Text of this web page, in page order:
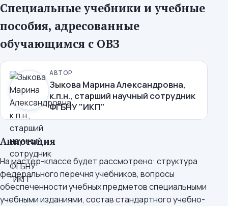
Специальные учебники и учебные
пособия, адресованные
обучающимся с ОВЗ
АВТОР
Зыкова Марина Александровна,
к.п.н., старший научный сотрудник
ФГБНУ "ИКП"
Аннотация
На мастер-классе будет рассмотрено: структура
федерального перечня учебников, вопросы
обеспеченности учебных предметов специальными
учебными изданиями, состав стандартного учебно-